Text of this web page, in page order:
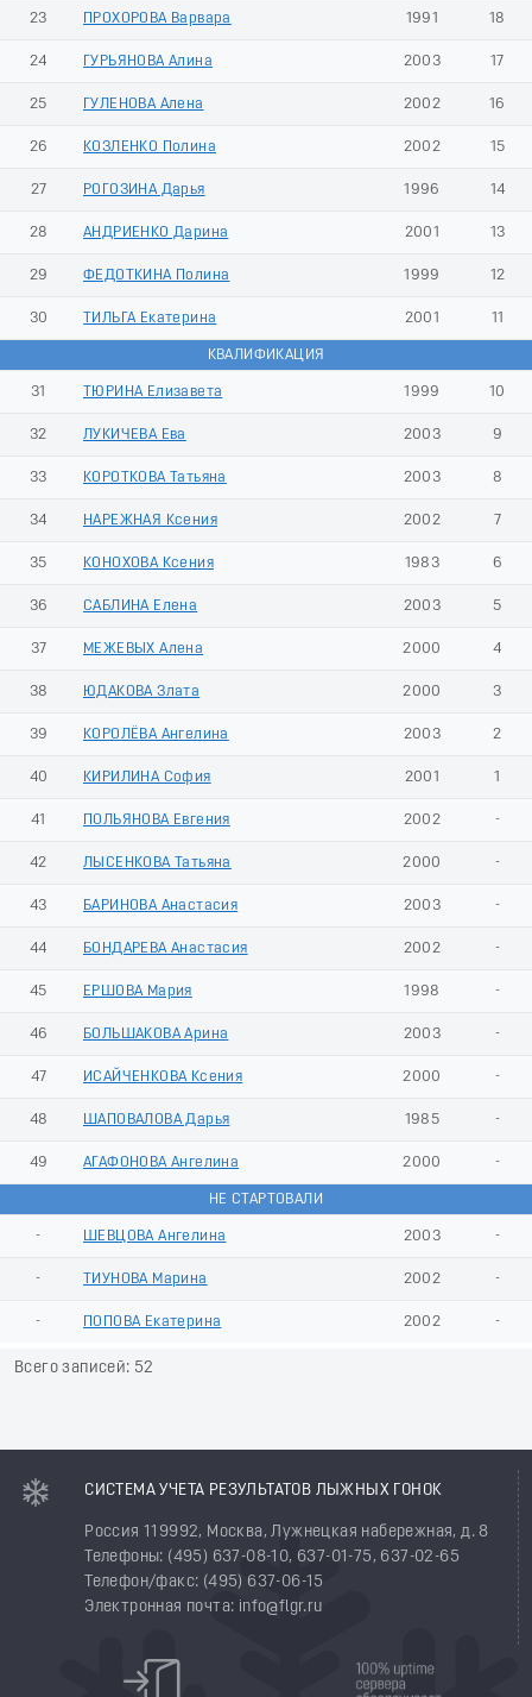
23 ПРОХОРОВА Варвара 1991 18
24 ГУРЬЯНОВА Алина 2003 17
25 ГУЛЕНОВА Алена 2002 16
26 КОЗЛЕНКО Полина 2002 15
27 РОГОЗИНА Дарья 1996 14
28 АНДРИЕНКО Дарина 2001 13
29 ФЕДОТКИНА Полина 1999 12
30 ТИЛЬГА Екатерина 2001 11
КВАЛИФИКАЦИЯ
31 ТЮРИНА Елизавета 1999 10
32 ЛУКИЧЕВА Ева 2003 9
33 КОРОТКОВА Татьяна 2003 8
34 НАРЕЖНАЯ Ксения 2002 7
35 КОНОХОВА Ксения 1983 6
36 САБЛИНА Елена 2003 5
37 МЕЖЕВЫХ Алена 2000 4
38 ЮДАКОВА Злата 2000 3
39 КОРОЛЁВА Ангелина 2003 2
40 КИРИЛИНА София 2001 1
41 ПОЛЬЯНОВА Евгения 2002 -
42 ЛЫСЕНКОВА Татьяна 2000 -
43 БАРИНОВА Анастасия 2003 -
44 БОНДАРЕВА Анастасия 2002 -
45 ЕРШОВА Мария 1998 -
46 БОЛЬШАКОВА Арина 2003 -
47 ИСАЙЧЕНКОВА Ксения 2000 -
48 ШАПОВАЛОВА Дарья 1985 -
49 АГАФОНОВА Ангелина 2000 -
НЕ СТАРТОВАЛИ
- ШЕВЦОВА Ангелина 2003 -
- ТИУНОВА Марина 2002 -
- ПОПОВА Екатерина 2002 -
Всего записей: 52
СИСТЕМА УЧЕТА РЕЗУЛЬТАТОВ ЛЫЖНЫХ ГОНОК
Россия 119992, Москва, Лужнецкая набережная, д. 8
Телефоны: (495) 637-08-10, 637-01-75, 637-02-65
Телефон/факс: (495) 637-06-15
Электронная почта: info@flgr.ru